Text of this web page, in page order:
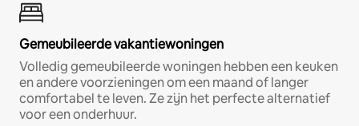
Gemeubileerde vakantiewoningen
Volledig gemeubileerde woningen hebben een keuken
en andere voorzieningen om een maand of langer
comfortabel te leven. Ze zijn het perfecte alternatief
voor een onderhuur.